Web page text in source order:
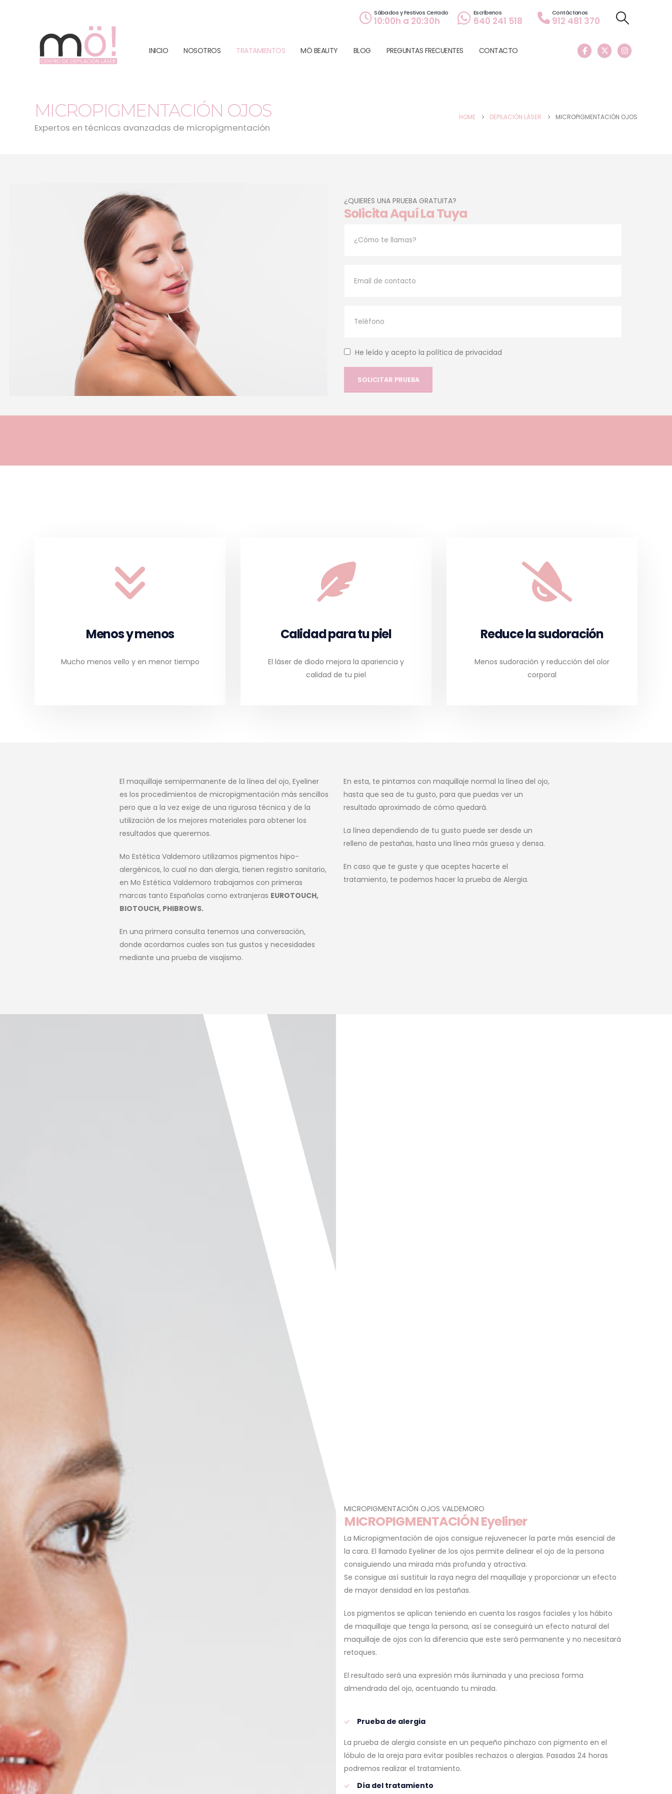
Sábados y Festivos Cerrado
10:00h a 20:30h
Escríbenos
640 241 518
Contáctanos
912 481 370
INICIO NOSOTROS TRATAMIENTOS MÖ BEAUTY BLOG PREGUNTAS FRECUENTES CONTACTO
MICROPIGMENTACIÓN OJOS
Expertos en técnicas avanzadas de micropigmentación
HOME DEPILACIÓN LÁSER MICROPIGMENTACIÓN OJOS
¿QUIERES UNA PRUEBA GRATUITA?
Solicita Aquí La Tuya
He leído y acepto la política de privacidad
Menos y menos
Mucho menos vello y en menor tiempo
Calidad para tu piel
El láser de diodo mejora la apariencia y
calidad de tu piel
Reduce la sudoración
Menos sudoración y reducción del olor
corporal
El maquillaje semipermanente de la línea del ojo, Eyeliner
es los procedimientos de micropigmentación más sencillos
pero que a la vez exige de una rigurosa técnica y de la
utilización de los mejores materiales para obtener los
resultados que queremos.
Mo Estética Valdemoro utilizamos pigmentos hipo-
alergénicos, lo cual no dan alergia, tienen registro sanitario,
en Mo Estética Valdemoro trabajamos con primeras
marcas tanto Españolas como extranjeras EUROTOUCH,
BIOTOUCH, PHIBROWS.
En una primera consulta tenemos una conversación,
donde acordamos cuales son tus gustos y necesidades
mediante una prueba de visajismo.
En esta, te pintamos con maquillaje normal la línea del ojo,
hasta que sea de tu gusto, para que puedas ver un
resultado aproximado de cómo quedará.
La línea dependiendo de tu gusto puede ser desde un
relleno de pestañas, hasta una línea más gruesa y densa.
En caso que te guste y que aceptes hacerte el
tratamiento, te podemos hacer la prueba de Alergia.
MICROPIGMENTACIÓN OJOS VALDEMORO
MICROPIGMENTACIÓN Eyeliner
La Micropigmentación de ojos consigue rejuvenecer la parte más esencial de
la cara. El llamado Eyeliner de los ojos permite delinear el ojo de la persona
consiguiendo una mirada más profunda y atractiva.
Se consigue así sustituir la raya negra del maquillaje y proporcionar un efecto
de mayor densidad en las pestañas.
Los pigmentos se aplican teniendo en cuenta los rasgos faciales y los hábito
de maquillaje que tenga la persona, así se conseguirá un efecto natural del
maquillaje de ojos con la diferencia que este será permanente y no necesitará
retoques.
El resultado será una expresión más iluminada y una preciosa forma
almendrada del ojo, acentuando tu mirada.
Prueba de alergia
La prueba de alergia consiste en un pequeño pinchazo con pigmento en el
lóbulo de la oreja para evitar posibles rechazos o alergias. Pasadas 24 horas
podremos realizar el tratamiento.
Día del tratamiento